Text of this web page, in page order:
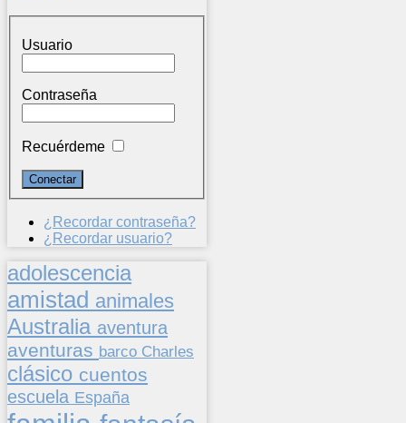
Usuario
Contraseña
Recuérdeme
¿Recordar contraseña?
¿Recordar usuario?
adolescencia
amistad animales
Australia aventura
aventuras barco Charles
clásico cuentos
escuela España